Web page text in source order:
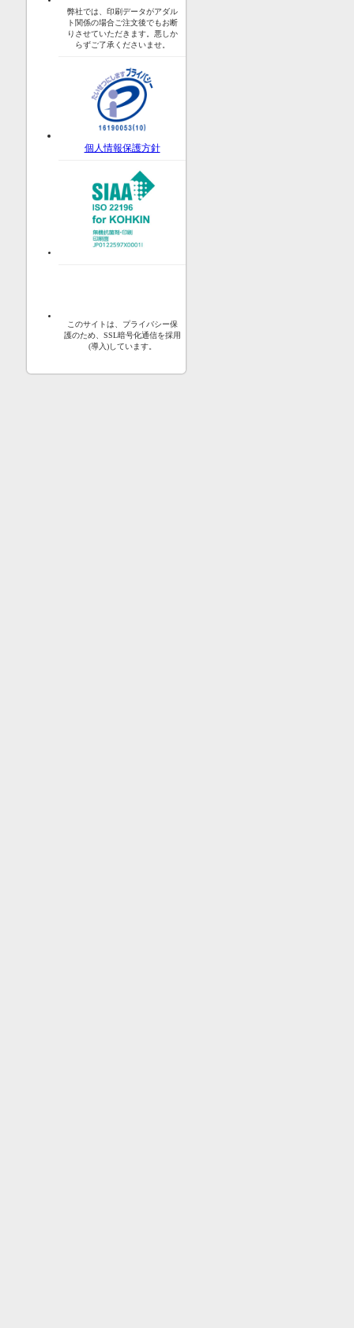
弊社では、印刷データがアダル
ト関係の場合ご注文後でもお断
りさせていただきます。悪しか
らずご了承くださいませ。
個人情報保護方針
このサイトは、プライバシー保
護のため、SSL暗号化通信を採用
(導入)しています。